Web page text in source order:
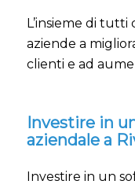
L’insieme di
aziende a
clienti e ad
Investire in
aziendale a
Investire in un